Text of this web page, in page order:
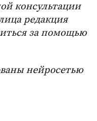
консультации
редакция
за помощью
нейросетью